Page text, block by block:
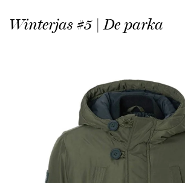
Winterjas #5 | De parka